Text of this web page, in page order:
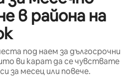
в района на
под наем за дългосрочни
ви карат да се чувствате
за месец или повече.